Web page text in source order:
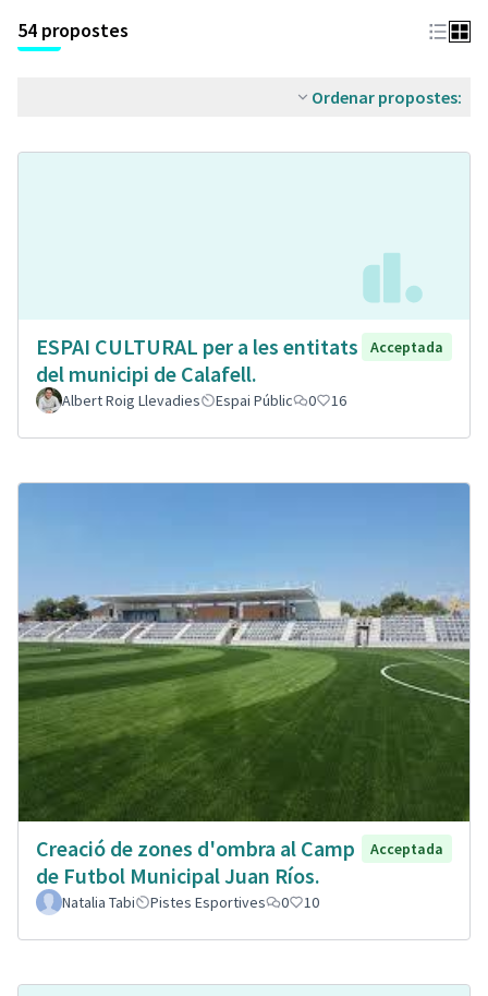
54 propostes
Ordenar propostes:
ESPAI CULTURAL per a les entitats
del municipi de Calafell.
Acceptada
Albert Roig Llevadies Espai Públic 0 16
Creació de zones d'ombra al Camp
de Futbol Municipal Juan Ríos.
Acceptada
Natalia Tabi Pistes Esportives 0 10